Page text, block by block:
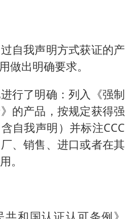
自我声明方式获证的产
做出明确要求。
行了明确：列入《强制
的产品，按规定获得强
自我声明）并标注CCC
、销售、进口或者在其
。